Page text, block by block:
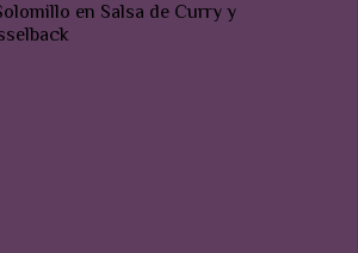
en Salsa de Curry y